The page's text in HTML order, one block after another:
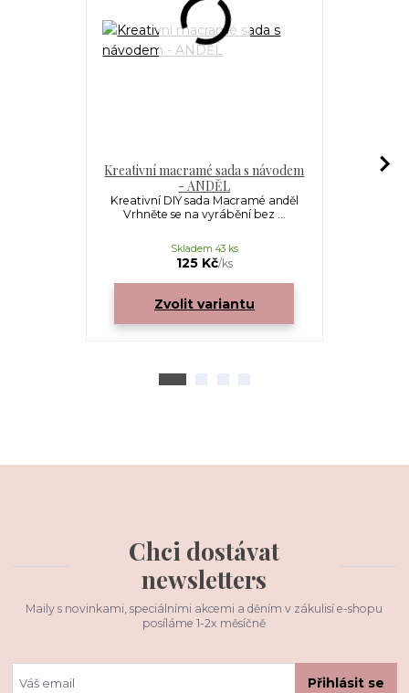
Kreativní macramé sada s návodem
- ANDĚL
Kreativní DIY sada Macramé anděl
Vrhněte se na vyrábění bez ...
125 Kč/ks
Skladem 43 ks
Zvolit variantu
Chci dostávat
newsletters
Maily s novinkami, speciálními akcemi a děním v zákulisí e-shopu
posíláme 1-2x měsíčně
Přihlásit se